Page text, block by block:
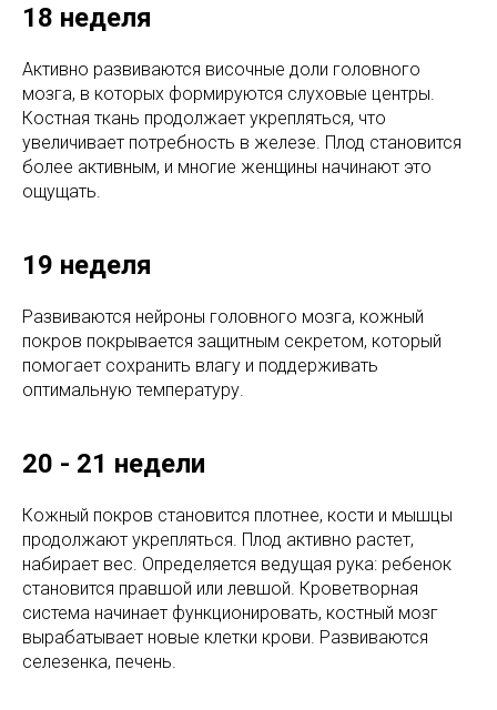
18 неделя
Активно развиваются височные доли головного
мозга, в которых формируются слуховые центры.
Костная ткань продолжает укрепляться, что
увеличивает потребность в железе. Плод становится
более активным, и многие женщины начинают это
ощущать.
19 неделя
Развиваются нейроны головного мозга, кожный
покров покрывается защитным секретом, который
помогает сохранить влагу и поддерживать
оптимальную температуру.
20 - 21 недели
Кожный покров становится плотнее, кости и мышцы
продолжают укрепляться. Плод активно растет,
набирает вес. Определяется ведущая рука: ребенок
становится правшой или левшой. Кроветворная
система начинает функционировать, костный мозг
вырабатывает новые клетки крови. Развиваются
селезенка, печень.